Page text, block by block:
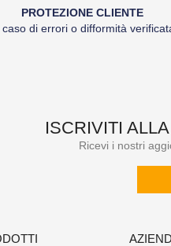
PROTEZIONE CLIENTE
caso di errori o difformità
ISCRIVITI
Ricevi i nostri